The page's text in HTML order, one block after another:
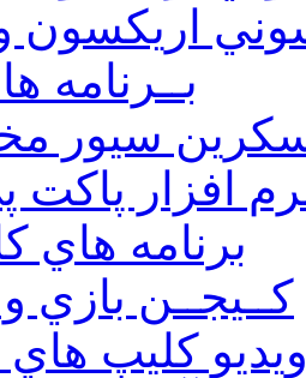
اريكسون
بــرنامه
سيور
افزار
برنامه هاي
كــيجــن بازي
كليپ هاي